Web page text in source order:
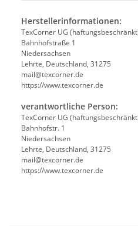
Herstellerinformationen:
TexCorner UG
Bahnhofstraße 1
Niedersachsen
Lehrte, Deutschland, 31275
mail@texcorner.de
https://www.texcorner.de
verantwortliche Person:
TexCorner UG
Bahnhofstr. 1
Niedersachsen
Lehrte, Deutschland, 31275
mail@texcorner.de
https://www.texcorner.de